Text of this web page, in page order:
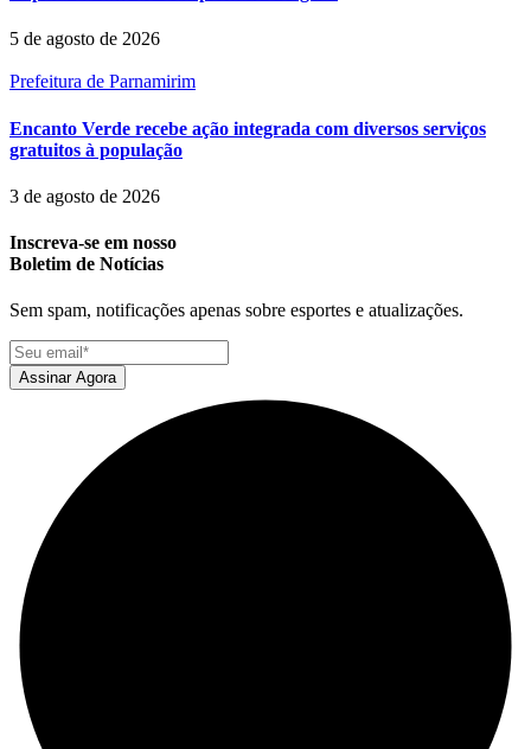
5 de agosto de 2026
Prefeitura de Parnamirim
Encanto Verde recebe ação integrada com diversos serviços
gratuitos à população
3 de agosto de 2026
Inscreva-se em nosso
Boletim de Notícias
Sem spam, notificações apenas sobre esportes e atualizações.
Assinar Agora